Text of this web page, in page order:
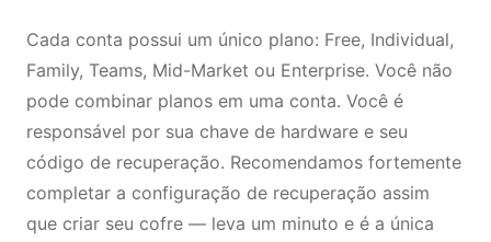
Cada conta possui um único plano: Free, Individual,
Family, Teams, Mid-Market ou Enterprise. Você não
pode combinar planos em uma conta. Você é
responsável por sua chave de hardware e seu
código de recuperação. Recomendamos fortemente
completar a configuração de recuperação assim
que criar seu cofre — leva um minuto e é a única